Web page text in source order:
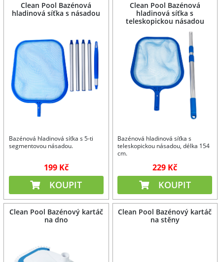
Clean Pool Bazénová
hladinová síťka s násadou
Bazénová hladinová síťka s 5-ti
segmentovou násadou.
199 Kč
KOUPIT
Clean Pool Bazénová
hladinová síťka s
teleskopickou násadou
Bazénová hladinová síťka s
teleskopickou násadou, délka 154
cm.
229 Kč
KOUPIT
Clean Pool Bazénový kartáč
na dno
Clean Pool Bazénový kartáč
na stěny